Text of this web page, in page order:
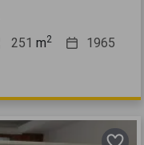
251 m2 1965